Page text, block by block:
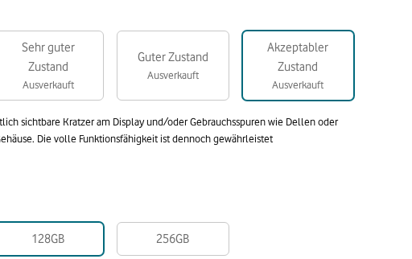
Sehr guter
Zustand
Ausverkauft
Guter Zustand
Ausverkauft
Akzeptabler
Zustand
Ausverkauft
sichtbare Kratzer am Display und/oder Gebrauchsspuren wie Dellen oder
Die volle Funktionsfähigkeit ist dennoch gewährleistet
128GB 256GB